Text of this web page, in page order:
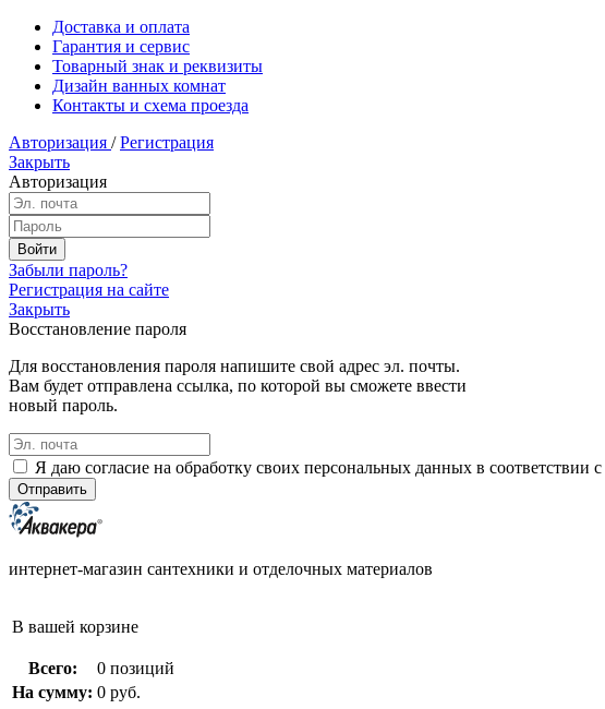
Доставка и оплата
Гарантия и сервис
Товарный знак и реквизиты
Дизайн ванных комнат
Контакты и схема проезда
Авторизация / Регистрация
Закрыть
Авторизация
Забыли пароль?
Регистрация на сайте
Закрыть
Восстановление пароля
Для восстановления пароля напишите свой адрес эл. почты.
Вам будет отправлена ссылка, по которой вы сможете ввести
новый пароль.
Я даю согласие на обработку своих персональных данных в соответствии с
интернет-магазин сантехники и отделочных материалов
В вашей корзине
Всего:
0 позиций
На сумму: 0 руб.